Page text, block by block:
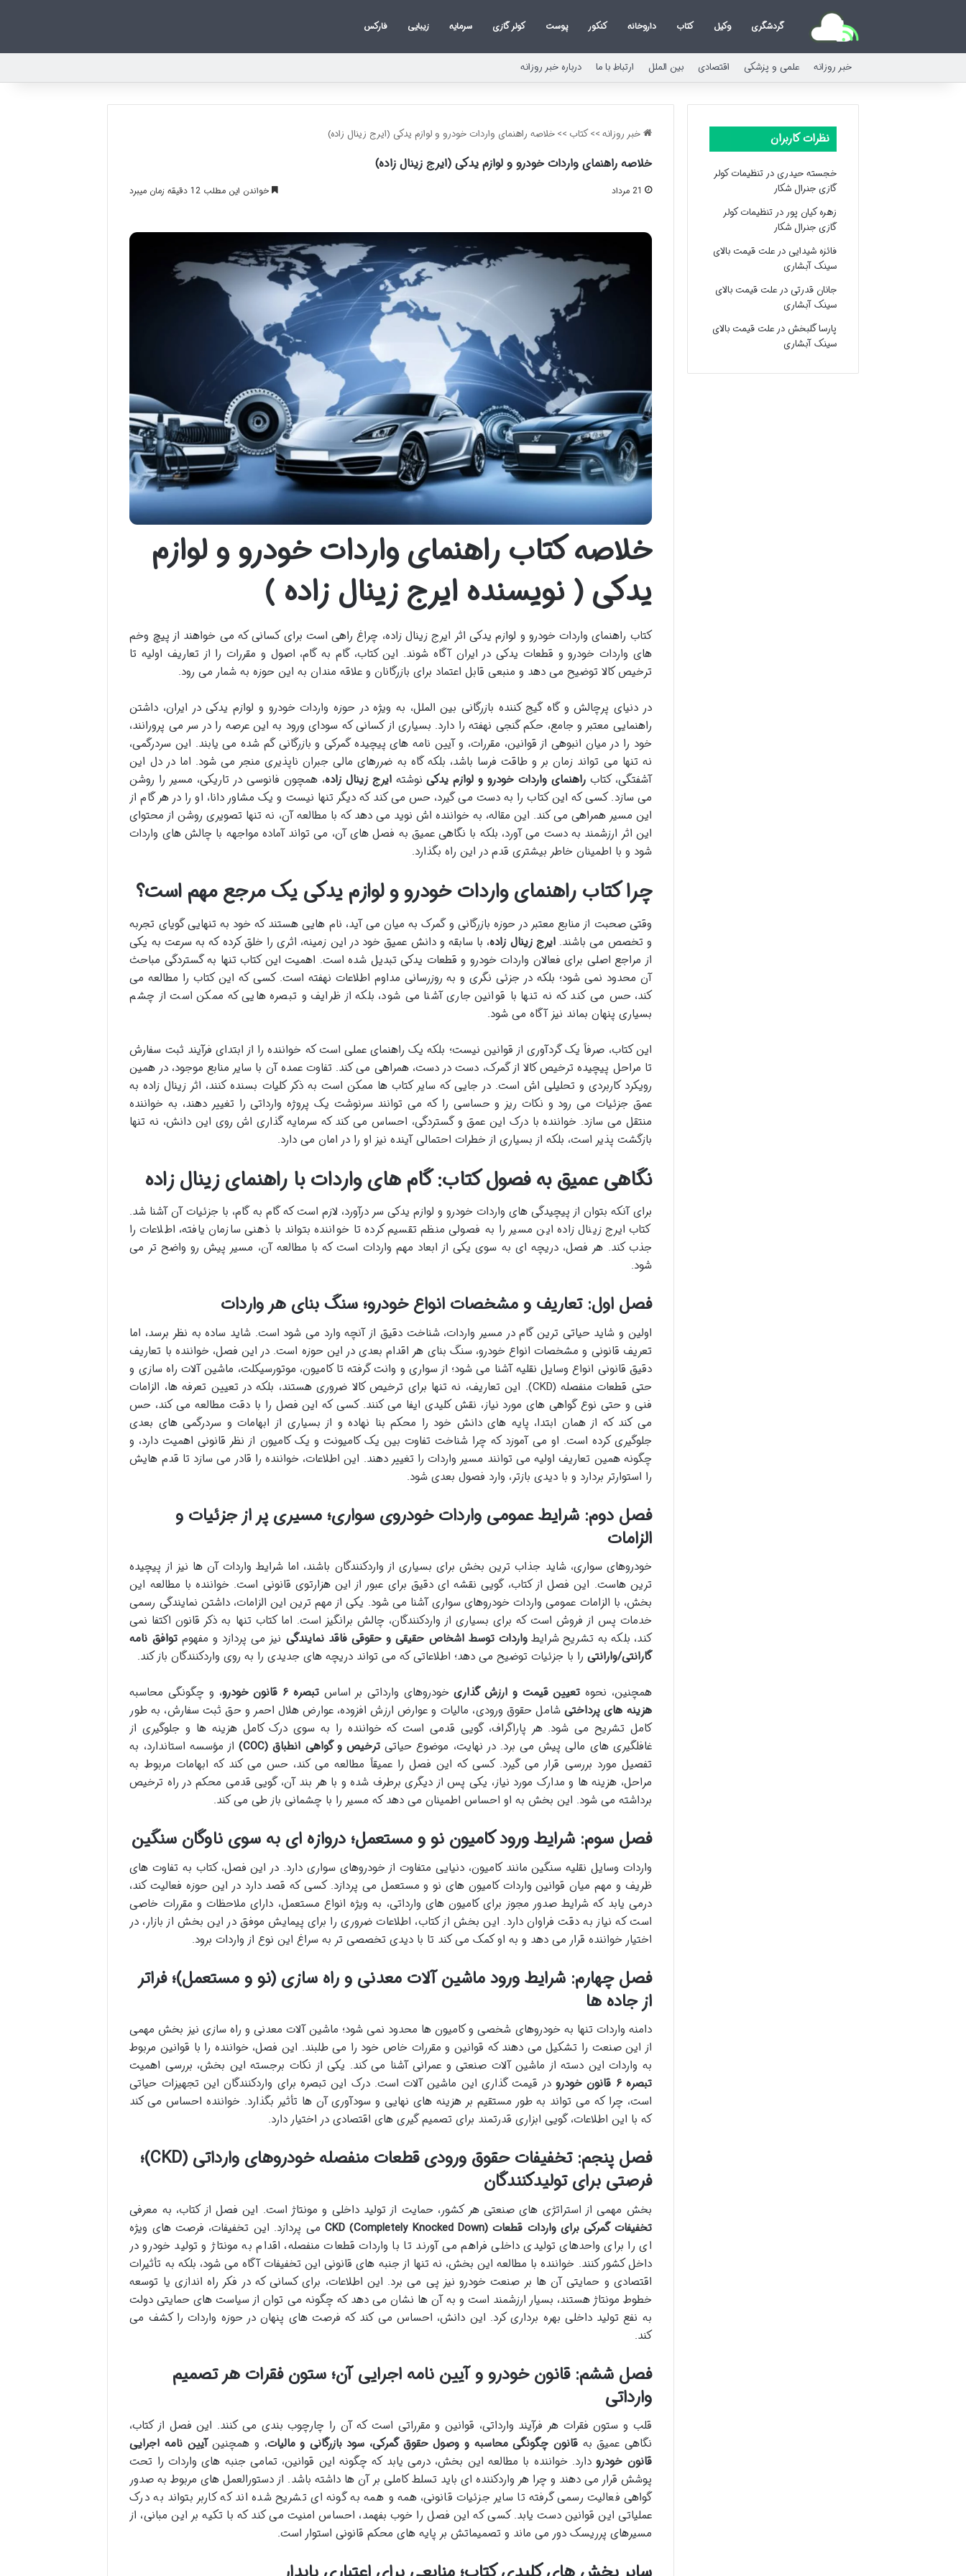
گردشگری وکیل کتاب داروخانه کنکور پوست کولر گازی سرمایه زیبایی فارکس
خبر روزانه علمی و پزشکی اقتصادی بین الملل ارتباط با ما درباره خبر روزانه
خبر روزانه>> کتاب >> خلاصه راهنمای واردات خودرو و لوازم یدکی (ایرج زینال زاده)
خلاصه راهنمای واردات خودرو و لوازم یدکی (ایرج زینال زاده)
21 مرداد خواندن این مطلب 12 دقیقه زمان میبرد
خلاصه کتاب راهنمای واردات خودرو و لوازم
یدکی ( نویسنده ایرج زینال زاده )
کتاب راهنمای واردات خودرو و لوازم یدکی اثر ایرج زینال زاده، چراغ راهی است برای کسانی که می خواهند از پیچ وخم
های واردات خودرو و قطعات یدکی در ایران آگاه شوند. این کتاب، گام به گام، اصول و مقررات را از تعاریف اولیه تا
ترخیص کالا توضیح می دهد و منبعی قابل اعتماد برای بازرگانان و علاقه مندان به این حوزه به شمار می رود.
در دنیای پرچالش و گاه گیج کننده بازرگانی بین الملل، به ویژه در حوزه واردات خودرو و لوازم یدکی در ایران، داشتن
راهنمایی معتبر و جامع، حکم گنجی نهفته را دارد. بسیاری از کسانی که سودای ورود به این عرصه را در سر می پرورانند،
خود را در میان انبوهی از قوانین، مقررات، و آیین نامه های پیچیده گمرکی و بازرگانی گم شده می یابند. این سردرگمی،
نه تنها می تواند زمان بر و طاقت فرسا باشد، بلکه گاه به ضررهای مالی جبران ناپذیری منجر می شود. اما در دل این
آشفتگی، کتاب راهنمای واردات خودرو و لوازم یدکینوشتهایرج زینال زاده، همچون فانوسی در تاریکی، مسیر را روشن
می سازد. کسی که این کتاب را به دست می گیرد، حس می کند که دیگر تنها نیست و یک مشاور دانا، او را در هر گام از
این مسیر همراهی می کند. این مقاله، به خواننده اش نوید می دهد که با مطالعه آن، نه تنها تصویری روشن از محتوای
این اثر ارزشمند به دست می آورد، بلکه با نگاهی عمیق به فصل های آن، می تواند آماده مواجهه با چالش های واردات
شود و با اطمینان خاطر بیشتری قدم در این راه بگذارد.
چرا کتاب راهنمای واردات خودرو و لوازم یدکی یک مرجع مهم است؟
وقتی صحبت از منابع معتبر در حوزه بازرگانی و گمرک به میان می آید، نام هایی هستند که خود به تنهایی گویای تجربه
و تخصص می باشند.ایرج زینال زاده، با سابقه و دانش عمیق خود در این زمینه، اثری را خلق کرده که به سرعت به یکی
از مراجع اصلی برای فعالان واردات خودرو و قطعات یدکی تبدیل شده است. اهمیت این کتاب تنها به گستردگی مباحث
آن محدود نمی شود؛ بلکه در جزئی نگری و به روزرسانی مداوم اطلاعات نهفته است. کسی که این کتاب را مطالعه می
کند، حس می کند که نه تنها با قوانین جاری آشنا می شود، بلکه از ظرایف و تبصره هایی که ممکن است از چشم
بسیاری پنهان بماند نیز آگاه می شود.
این کتاب، صرفاً یک گردآوری از قوانین نیست؛ بلکه یک راهنمای عملی است که خواننده را از ابتدای فرآیند ثبت سفارش
تا مراحل پیچیده ترخیص کالا از گمرک، دست در دست، همراهی می کند. تفاوت عمده آن با سایر منابع موجود، در همین
رویکرد کاربردی و تحلیلی اش است. در جایی که سایر کتاب ها ممکن است به ذکر کلیات بسنده کنند، اثر زینال زاده به
عمق جزئیات می رود و نکات ریز و حساسی را که می توانند سرنوشت یک پروژه وارداتی را تغییر دهند، به خواننده
منتقل می سازد. خواننده با درک این عمق و گستردگی، احساس می کند که سرمایه گذاری اش روی این دانش، نه تنها
بازگشت پذیر است، بلکه از بسیاری از خطرات احتمالی آینده نیز او را در امان می دارد.
نگاهی عمیق به فصول کتاب: گام های واردات با راهنمای زینال زاده
برای آنکه بتوان از پیچیدگی های واردات خودرو و لوازم یدکی سر درآورد، لازم است که گام به گام، با جزئیات آن آشنا شد.
کتاب ایرج زینال زاده این مسیر را به فصولی منظم تقسیم کرده تا خواننده بتواند با ذهنی سازمان یافته، اطلاعات را
جذب کند. هر فصل، دریچه ای به سوی یکی از ابعاد مهم واردات است که با مطالعه آن، مسیر پیش رو واضح تر می
شود.
فصل اول: تعاریف و مشخصات انواع خودرو؛ سنگ بنای هر واردات
اولین و شاید حیاتی ترین گام در مسیر واردات، شناخت دقیق از آنچه وارد می شود است. شاید ساده به نظر برسد، اما
تعریف قانونی و مشخصات انواع خودرو، سنگ بنای هر اقدام بعدی در این حوزه است. در این فصل، خواننده با تعاریف
دقیق قانونی انواع وسایل نقلیه آشنا می شود؛ از سواری و وانت گرفته تا کامیون، موتورسیکلت، ماشین آلات راه سازی و
حتی قطعات منفصله (CKD). این تعاریف، نه تنها برای ترخیص کالا ضروری هستند، بلکه در تعیین تعرفه ها، الزامات
فنی و حتی نوع گواهی های مورد نیاز، نقش کلیدی ایفا می کنند. کسی که این فصل را با دقت مطالعه می کند، حس
می کند که از همان ابتدا، پایه های دانش خود را محکم بنا نهاده و از بسیاری از ابهامات و سردرگمی های بعدی
جلوگیری کرده است. او می آموزد که چرا شناخت تفاوت بین یک کامیونت و یک کامیون از نظر قانونی اهمیت دارد، و
چگونه همین تعاریف اولیه می توانند مسیر واردات را تغییر دهند. این اطلاعات، خواننده را قادر می سازد تا قدم هایش
را استوارتر بردارد و با دیدی بازتر، وارد فصول بعدی شود.
فصل دوم: شرایط عمومی واردات خودروی سواری؛ مسیری پر از جزئیات و
الزامات
خودروهای سواری، شاید جذاب ترین بخش برای بسیاری از واردکنندگان باشند، اما شرایط واردات آن ها نیز از پیچیده
ترین هاست. این فصل از کتاب، گویی نقشه ای دقیق برای عبور از این هزارتوی قانونی است. خواننده با مطالعه این
بخش، با الزامات عمومی واردات خودروهای سواری آشنا می شود. یکی از مهم ترین این الزامات، داشتن نمایندگی رسمی
خدمات پس از فروش است که برای بسیاری از واردکنندگان، چالش برانگیز است. اما کتاب تنها به ذکر قانون اکتفا نمی
کند، بلکه به تشریح شرایطواردات توسط اشخاص حقیقی و حقوقی فاقد نمایندگی نیز می پردازد و مفهومتوافق نامه
گارانتی/وارانتی را با جزئیات توضیح می دهد؛ اطلاعاتی که می تواند دریچه های جدیدی را به روی واردکنندگان باز کند.
همچنین، نحوه تعیین قیمت و ارزش گذاریخودروهای وارداتی بر اساستبصره ۶ قانون خودرو
، و چگونگی محاسبه
هزینه های پرداختی شامل حقوق ورودی، مالیات و عوارض ارزش افزوده، عوارض هلال احمر و حق ثبت سفارش، به طور
کامل تشریح می شود. هر پاراگراف، گویی قدمی است که خواننده را به سوی درک کامل هزینه ها و جلوگیری از
غافلگیری های مالی پیش می برد. در نهایت، موضوع حیاتیترخیص و گواهی انطباق (COC)
از مؤسسه استاندارد، به
تفصیل مورد بررسی قرار می گیرد. کسی که این فصل را عمیقاً مطالعه می کند، حس می کند که ابهامات مربوط به
مراحل، هزینه ها و مدارک مورد نیاز، یکی پس از دیگری برطرف شده و با هر بند آن، گویی قدمی محکم در راه ترخیص
برداشته می شود. این بخش به او احساس اطمینان می دهد که مسیر را با چشمانی باز طی می کند.
فصل سوم: شرایط ورود کامیون نو و مستعمل؛ دروازه ای به سوی ناوگان سنگین
واردات وسایل نقلیه سنگین مانند کامیون، دنیایی متفاوت از خودروهای سواری دارد. در این فصل، کتاب به تفاوت های
ظریف و مهم میان قوانین واردات کامیون های نو و مستعمل می پردازد. کسی که قصد دارد در این حوزه فعالیت کند،
درمی یابد که شرایط صدور مجوز برای کامیون های وارداتی، به ویژه انواع مستعمل، دارای ملاحظات و مقررات خاصی
است که نیاز به دقت فراوان دارد. این بخش از کتاب، اطلاعات ضروری را برای پیمایش موفق در این بخش از بازار، در
اختیار خواننده قرار می دهد و به او کمک می کند تا با دیدی تخصصی تر به سراغ این نوع از واردات برود.
فصل چهارم: شرایط ورود ماشین آلات معدنی و راه سازی (نو و مستعمل)؛ فراتر
از جاده ها
دامنه واردات تنها به خودروهای شخصی و کامیون ها محدود نمی شود؛ ماشین آلات معدنی و راه سازی نیز بخش مهمی
از این صنعت را تشکیل می دهند که قوانین و مقررات خاص خود را می طلبند. این فصل، خواننده را با قوانین مربوط
به واردات این دسته از ماشین آلات صنعتی و عمرانی آشنا می کند. یکی از نکات برجسته این بخش، بررسی اهمیت
تبصره ۶ قانون خودرو
در قیمت گذاری این ماشین آلات است. درک این تبصره برای واردکنندگان این تجهیزات حیاتی
است، چرا که می تواند به طور مستقیم بر هزینه های نهایی و سودآوری آن ها تأثیر بگذارد. خواننده احساس می کند
که با این اطلاعات، گویی ابزاری قدرتمند برای تصمیم گیری های اقتصادی در اختیار دارد.
فصل پنجم: تخفیفات حقوق ورودی قطعات منفصله خودروهای وارداتی (CKD)؛
فرصتی برای تولیدکنندگان
بخش مهمی از استراتژی های صنعتی هر کشور، حمایت از تولید داخلی و مونتاژ است. این فصل از کتاب، به معرفی
تخفیفات گمرکی برای واردات قطعات CKD (Completely Knocked Down)
می پردازد. این تخفیفات، فرصت های ویژه
ای را برای واحدهای تولیدی داخلی فراهم می آورند تا با واردات قطعات منفصله، اقدام به مونتاژ و تولید خودرو در
داخل کشور کنند. خواننده با مطالعه این بخش، نه تنها از جنبه های قانونی این تخفیفات آگاه می شود، بلکه به تأثیرات
اقتصادی و حمایتی آن ها بر صنعت خودرو نیز پی می برد. این اطلاعات، برای کسانی که در فکر راه اندازی یا توسعه
خطوط مونتاژ هستند، بسیار ارزشمند است و به آن ها نشان می دهد که چگونه می توان از سیاست های حمایتی دولت
به نفع تولید داخلی بهره برداری کرد. این دانش، احساس می کند که فرصت های پنهان در حوزه واردات را کشف می
کند.
فصل ششم: قانون خودرو و آیین نامه اجرایی آن؛ ستون فقرات هر تصمیم
وارداتی
قلب و ستون فقرات هر فرآیند وارداتی، قوانین و مقرراتی است که آن را چارچوب بندی می کنند. این فصل از کتاب،
نگاهی عمیق بهقانون چگونگی محاسبه و وصول حقوق گمرکی، سود بازرگانی و مالیات، و همچنینآیین نامه اجرایی
قانون خودرودارد. خواننده با مطالعه این بخش، درمی یابد که چگونه این قوانین، تمامی جنبه های واردات را تحت
پوشش قرار می دهند و چرا هر واردکننده ای باید تسلط کاملی بر آن ها داشته باشد. از دستورالعمل های مربوط به صدور
گواهی فعالیت رسمی گرفته تا سایر جزئیات قانونی، همه و همه به گونه ای تشریح شده اند که کاربر بتواند به درک
عملیاتی این قوانین دست یابد. کسی که این فصل را خوب بفهمد، احساس امنیت می کند که با تکیه بر این مبانی، از
مسیرهای پرریسک دور می ماند و تصمیماتش بر پایه های محکم قانونی استوار است.
نظرات کاربران
خجسته حیدریدرتنظیمات کولر
گازی جنرال شکار
زهره کیان پور درتنظیمات کولر
گازی جنرال شکار
فائزه شیداییدرعلت قیمت بالای
سینک آبشاری
جانان قدرتیدرعلت قیمت بالای
سینک آبشاری
پارسا گلبخش درعلت قیمت بالای
سینک آبشاری